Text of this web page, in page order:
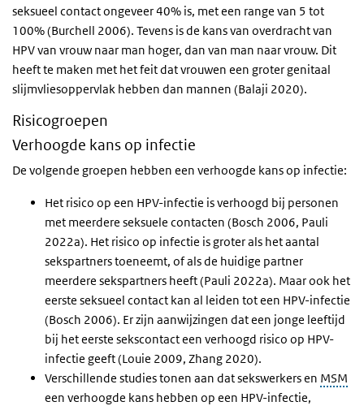
seksueel contact ongeveer 40% is, met een range van 5 tot
100% (Burchell 2006). Tevens is de kans van overdracht van
HPV van vrouw naar man hoger, dan van man naar vrouw. Dit
heeft te maken met het feit dat vrouwen een groter genitaal
slijmvliesoppervlak hebben dan mannen (Balaji 2020).
Risicogroepen
Verhoogde kans op infectie
De volgende groepen hebben een verhoogde kans op infectie:
Het risico op een HPV-infectie is verhoogd bij personen
met meerdere seksuele contacten (Bosch 2006, Pauli
2022a). Het risico op infectie is groter als het aantal
sekspartners toeneemt, of als de huidige partner
meerdere sekspartners heeft (Pauli 2022a). Maar ook het
eerste seksueel contact kan al leiden tot een HPV-infectie
(Bosch 2006). Er zijn aanwijzingen dat een jonge leeftijd
bij het eerste sekscontact een verhoogd risico op HPV-
infectie geeft (Louie 2009, Zhang 2020).
Verschillende studies tonen aan dat sekswerkers en MSM
een verhoogde kans hebben op een HPV-infectie,